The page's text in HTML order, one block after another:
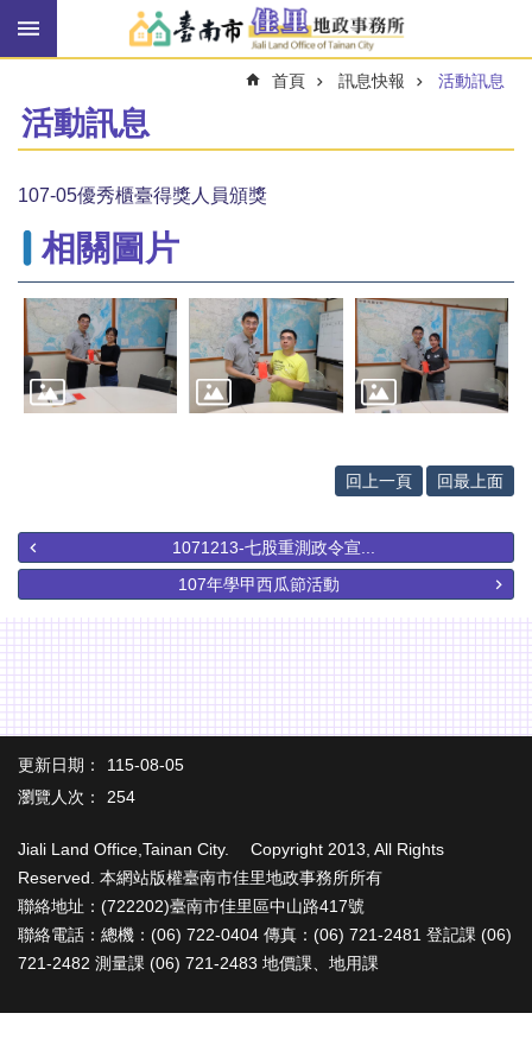
跳到主要內容區塊
搜
搜
尋
快
報
機
關
簡
介
辦
與
便
民
服
務
民
意
流
下
載
專
區
主
首頁 訊息快報 活動訊息
活動訊息
107-05優秀櫃臺得獎人員頒獎
相關圖片
回上一頁 回最上面
1071213-七股重測政令宣...
107年學甲西瓜節活動
更新日期：
115-08-05
瀏覽人次：
254
Jiali Land Office,Tainan City. Copyright 2013, All Rights
Reserved. 本網站版權臺南市佳里地政事務所所有
聯絡地址：(722202)臺南市佳里區中山路417號
聯絡電話：總機：(06) 722-0404 傳真：(06) 721-2481 登記課 (06)
721-2482 測量課 (06) 721-2483 地價課、地用課